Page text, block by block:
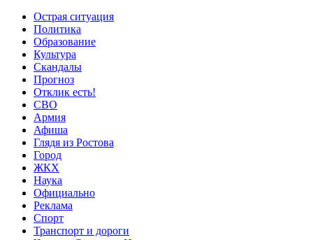
Острая ситуация
Политика
Образование
Культура
Скандалы
Прогноз
Отклик есть!
СВО
Армия
Афиша
Глядя из Ростова
Город
ЖКХ
Наука
Официально
Реклама
Спорт
Транспорт и дороги